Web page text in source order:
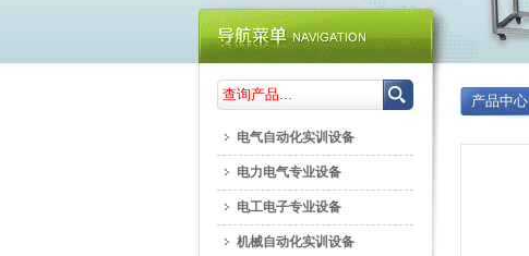
产品中心
电气自动化实训设备
电力电气专业设备
电工电子专业设备
机械自动化实训设备